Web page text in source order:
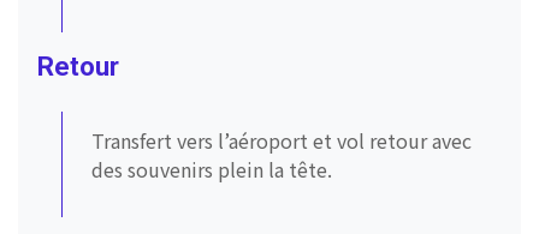
Retour
Transfert vers l’aéroport et vol retour avec
des souvenirs plein la tête.